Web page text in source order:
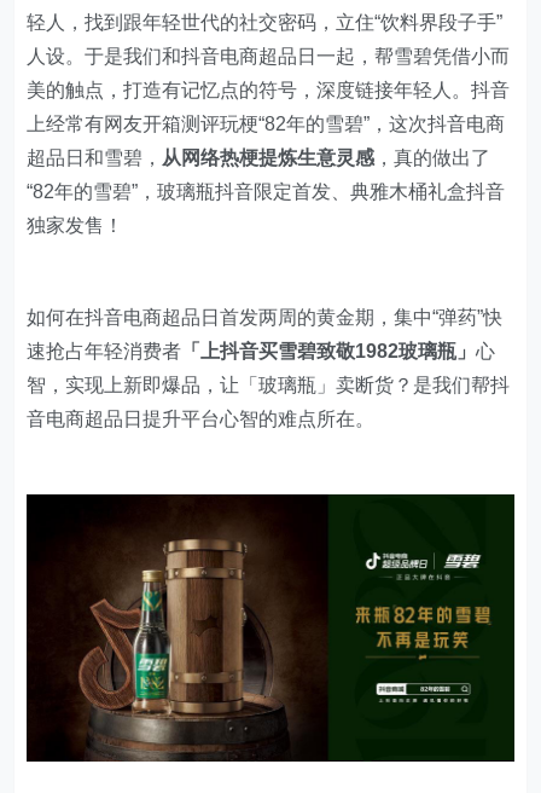
轻人，找到跟年轻世代的社交密码，立住“饮料界段子手”
人设。于是我们和抖音电商超品日一起，帮雪碧凭借小而
美的触点，打造有记忆点的符号，深度链接年轻人。抖音
上经常有网友开箱测评玩梗“82年的雪碧”，这次抖音电商
超品日和雪碧， 从网络热梗提炼生意灵感 ，真的做出了
“82年的雪碧”，玻璃瓶抖音限定首发、典雅木桶礼盒抖音
独家发售！
如何在抖音电商超品日首发两周的黄金期，集中“弹药”快
速抢占年轻消费者 「上抖音买雪碧致敬1982玻璃瓶」心
智，实现上新即爆品，让「玻璃瓶」卖断货？是我们帮抖
音电商超品日提升平台心智的难点所在。